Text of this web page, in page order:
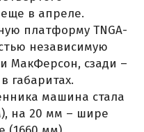
еще в апреле.
платформу TNGA-
независимую
МакФерсон, сзади –
габаритах.
машина стала
на 20 мм – шире